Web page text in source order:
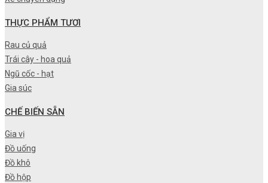
THỰC PHẨM TƯƠI
Rau củ quả
Trái cây - hoa quả
Ngũ cốc - hạt
Gia súc
CHẾ BIẾN SẴN
Gia vị
Đồ uống
Đồ khô
Đồ hộp